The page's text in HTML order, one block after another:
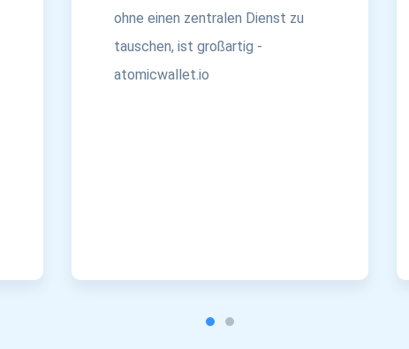
ohne einen zentralen Dienst zu
tauschen, ist großartig -
atomicwallet.io